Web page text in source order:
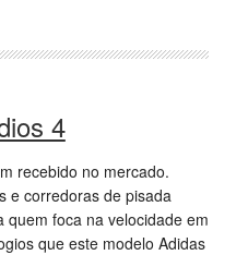
4
recebido no mercado.
e corredoras de pisada
quem foca na velocidade em
que este modelo Adidas